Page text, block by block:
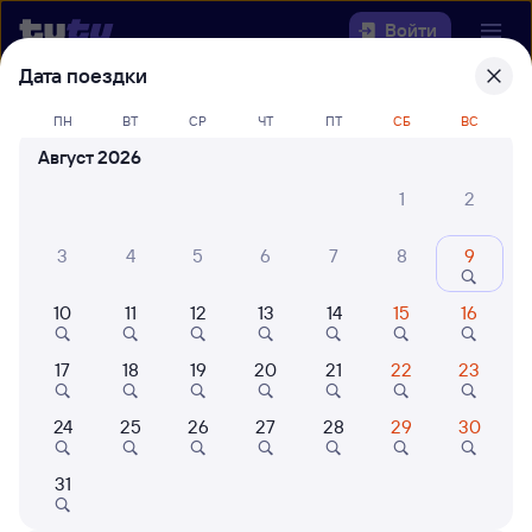
Войти
Выберите день, чтобы найтиж/д
билеты Кутулик — Коршуниха-
Ангарская
Когда
Кто едет
Дата поездки
ПН ВТ СР ЧТ ПТ СБ ВС
Август 2026
1
2
3 4 5 6 7 8 9
10 11 12 13 14 15 16
17 18 19 20 21 22 23
24 25 26 27 28 29 30
31